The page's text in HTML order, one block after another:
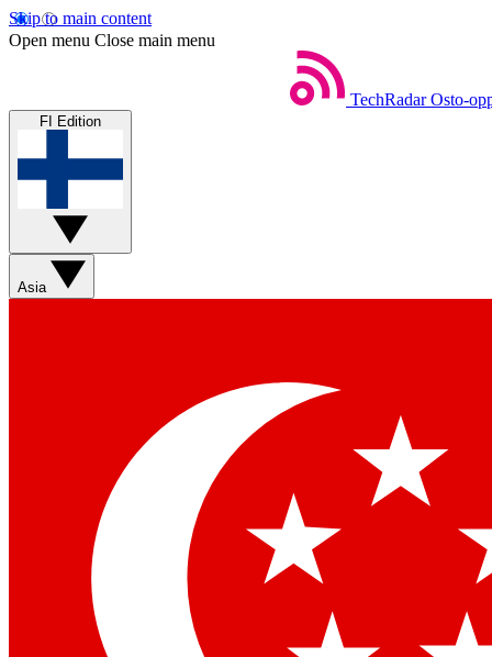
Skip to main content
Open menu Close main menu
TechRadar Osto-
FI Edition
Asia